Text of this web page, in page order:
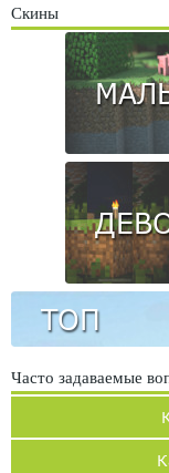
Скины
ТОП
Часто задаваемые